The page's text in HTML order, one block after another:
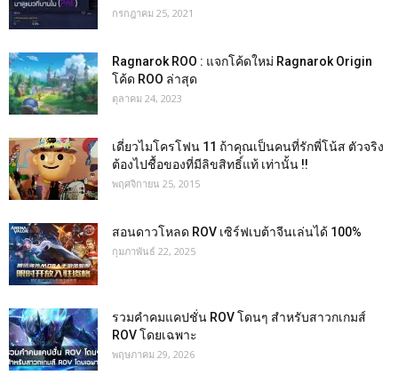
กรกฎาคม 25, 2021
Ragnarok ROO : แจกโค้ดใหม่ Ragnarok Origin
โค้ด ROO ล่าสุด
ตุลาคม 24, 2023
เดี่ยวไมโครโฟน 11 ถ้าคุณเป็นคนที่รักพี่โน้ส ตัวจริง
ต้องไปชื้อของที่มีลิขสิทธิ์แท้ เท่านั้น !!
พฤศจิกายน 25, 2015
สอนดาวโหลด ROV เซิร์ฟเบต้าจีนเล่นได้ 100%
กุมภาพันธ์ 22, 2025
รวมคำคมแคปชั่น ROV โดนๆ สำหรับสาวกเกมส์
ROV โดยเฉพาะ
พฤษภาคม 29, 2026